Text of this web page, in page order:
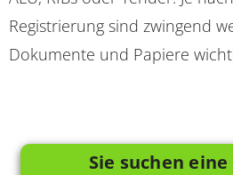
Registrierung sind zwingend
Dokumente und Papiere
Sie suchen